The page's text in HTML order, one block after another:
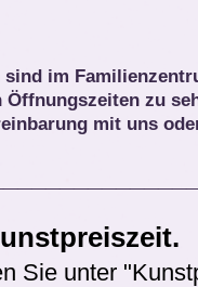
im
zu
mit uns
Sie unter